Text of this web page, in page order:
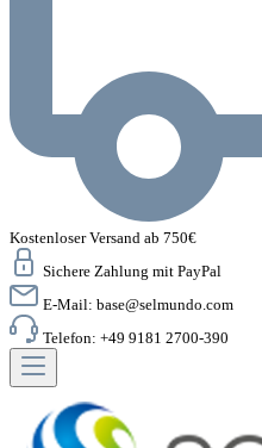
Kostenloser Versand ab 750€
Sichere Zahlung mit PayPal
E-Mail: base@selmundo.com
Telefon: +49 9181 2700-390